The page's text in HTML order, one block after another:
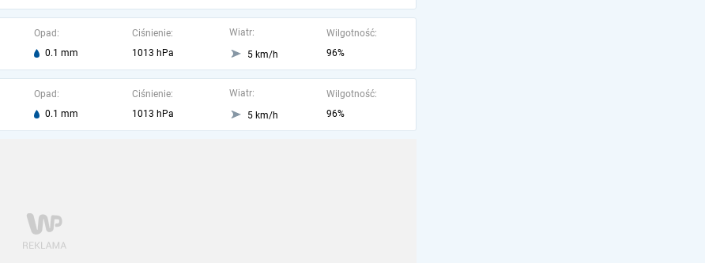
Opad:
0.1 mm
Ciśnienie:
1013 hPa
Wiatr:
5 km/h
Wilgotność:
96%
Opad:
0.1 mm
Ciśnienie:
1013 hPa
Wiatr:
5 km/h
Wilgotność:
96%